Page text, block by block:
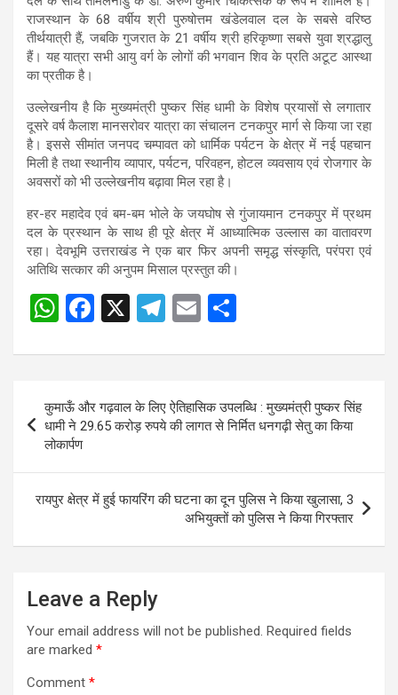
राजस्थान के 68 वर्षीय श्री पुरुषोत्तम खंडेलवाल दल के सबसे वरिष्ठ
तीर्थयात्री हैं, जबकि गुजरात के 21 वर्षीय श्री हरिकृष्णा सबसे युवा श्रद्धालु
हैं। यह यात्रा सभी आयु वर्ग के लोगों की भगवान शिव के प्रति अटूट आस्था
का प्रतीक है।
उल्लेखनीय है कि मुख्यमंत्री पुष्कर सिंह धामी के विशेष प्रयासों से लगातार
दूसरे वर्ष कैलाश मानसरोवर यात्रा का संचालन टनकपुर मार्ग से किया जा रहा
है। इससे सीमांत जनपद चम्पावत को धार्मिक पर्यटन के क्षेत्र में नई पहचान
मिली है तथा स्थानीय व्यापार, पर्यटन, परिवहन, होटल व्यवसाय एवं रोजगार के
अवसरों को भी उल्लेखनीय बढ़ावा मिल रहा है।
हर-हर महादेव एवं बम-बम भोले के जयघोष से गुंजायमान टनकपुर में प्रथम
दल के प्रस्थान के साथ ही पूरे क्षेत्र में आध्यात्मिक उल्लास का वातावरण
रहा। देवभूमि उत्तराखंड ने एक बार फिर अपनी समृद्ध संस्कृति, परंपरा एवं
अतिथि सत्कार की अनुपम मिसाल प्रस्तुत की।
W
at
s
A
p
p
F
ce
o
k
X
T
e
gr
a
E
ail ar
e
navigation
कुमाऊँ और गढ़वाल के लिए ऐतिहासिक उपलब्धि : मुख्यमंत्री पुष्कर सिंह
धामी ने 29.65 करोड़ रुपये की लागत से निर्मित धनगढ़ी सेतु का किया
लोकार्पण
रायपुर क्षेत्र में हुई फायरिंग की घटना का दून पुलिस ने किया खुलासा, 3
अभियुक्तों को पुलिस ने किया गिरफ्तार
Leave a Reply
Your email address will not be published. Required fields
are marked *
Comment *